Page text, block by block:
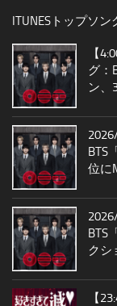
ITUNESトップソン
【
グ：
ン、
BTS
位に
BTS
クシ
【